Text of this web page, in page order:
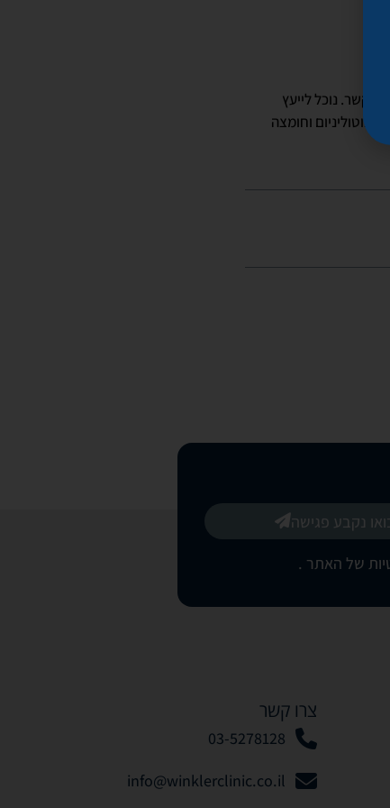
קשר. נוכל לייעץ
בוטוליניום וחומצה
של האתר .
נקבע פגישה
צרו קשר
03-5278128
info@winklerclinic.co.il